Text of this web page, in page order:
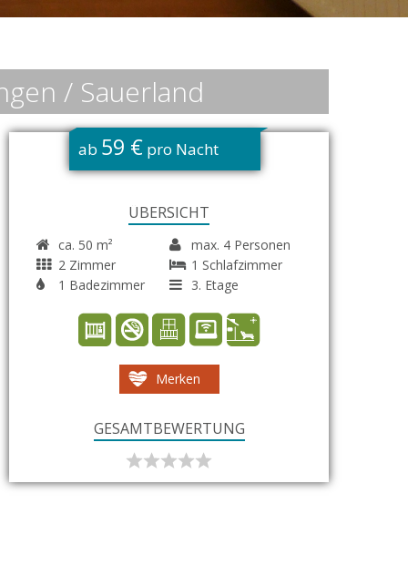
/ Sauerland
ab 59 € pro Nacht
ÜBERSICHT
ca. 50 m²
max. 4 Personen
2 Zimmer
1 Schlafzimmer
1 Badezimmer
3. Etage
Merken
GESAMTBEWERTUNG